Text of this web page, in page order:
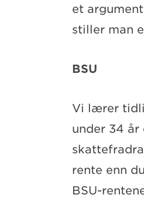
et
stiller man
BSU
Vi lærer
under 34
rente enn
BSU-